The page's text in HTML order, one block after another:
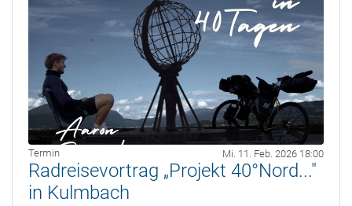
Termin Mi. 11. Feb. 2026 18:00
Radreisevortrag „Projekt 40°Nord..."
in Kulmbach